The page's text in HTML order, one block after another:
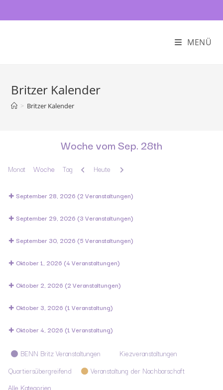
MENÜ
Britzer Kalender
> Britzer Kalender
Woche vom Sep. 28th
Monat Woche Tag Zurück
Heute Weiter
September 28, 2026 (2 Veranstaltungen)
September 29, 2026 (3 Veranstaltungen)
September 30, 2026 (5 Veranstaltungen)
Oktober 1, 2026 (4 Veranstaltungen)
Oktober 2, 2026 (2 Veranstaltungen)
Oktober 3, 2026 (1 Veranstaltung)
Oktober 4, 2026 (1 Veranstaltung)
Kategorien
BENN Britz Veranstaltungen
Kiezveranstaltungen
Quartiersübergreifend
Veranstaltung der Nachbarschaft
Alle Kategorien